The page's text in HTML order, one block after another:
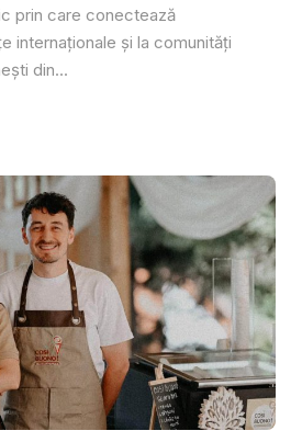
prin care conectează
internaționale și la comunități
din...